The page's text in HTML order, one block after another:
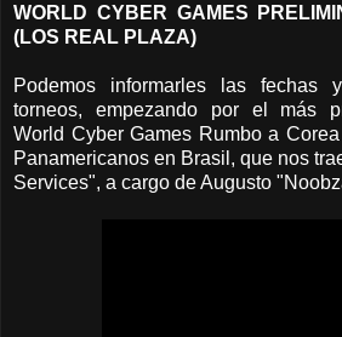
WORLD CYBER GAMES
(LOS REAL PLAZA)
Podemos informarles las fechas
torneos, empezando por el más
World Cyber Games Rumbo a
Panamericanos en Brasil, que nos
Services", a cargo de Augusto